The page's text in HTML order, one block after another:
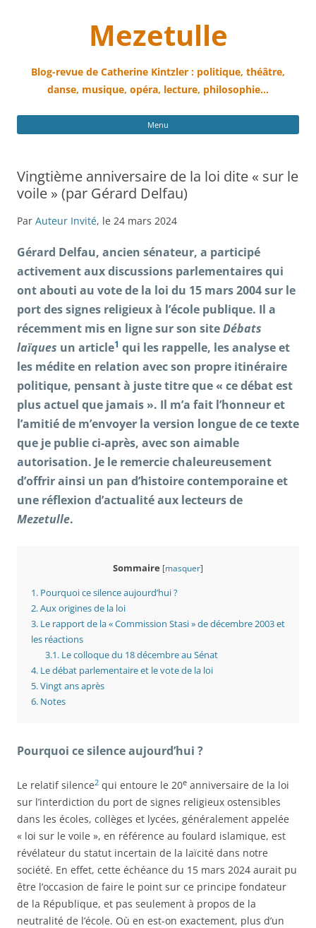
Mezetulle
Blog-revue de Catherine Kintzler : politique, théâtre,
danse, musique, opéra, lecture, philosophie…
Menu
Vingtième anniversaire de la loi dite « sur le
voile » (par Gérard Delfau)
Par Auteur Invité, le 24 mars 2024
Gérard Delfau, ancien sénateur, a participé
activement aux discussions parlementaires qui
ont abouti au vote de la loi du 15 mars 2004 sur le
port des signes religieux à l’école publique. Il a
récemment mis en ligne sur son siteDébats
laïques un article1 qui les rappelle, les analyse et
les médite en relation avec son propre itinéraire
politique, pensant à juste titre que « ce débat est
plus actuel que jamais ». Il m’a fait l’honneur et
l’amitié de m’envoyer la version longue de ce texte
que je publie ci-après, avec son aimable
autorisation. Je le remercie chaleureusement
d’offrir ainsi un pan d’histoire contemporaine et
une réflexion d’actualité aux lecteurs de
Mezetulle.
Sommaire [masquer]
1. Pourquoi ce silence aujourd’hui ?
2.Aux origines de la loi
3. Le rapport de la « Commission Stasi » de décembre 2003 et
les réactions
3.1.Le colloque du 18 décembre au Sénat
4. Le débat parlementaire et le vote de la loi
5.Vingt ans après
6. Notes
Pourquoi ce silence aujourd’hui ?
Le relatif silence2 qui entoure le 20e anniversaire de la loi
sur l’interdiction du port de signes religieux ostensibles
dans les écoles, collèges et lycées, généralement appelée
« loi sur le voile », en référence au foulard islamique, est
révélateur du statut incertain de la laïcité dans notre
société. En effet, cette échéance du 15 mars 2024 aurait pu
être l’occasion de faire le point sur ce principe fondateur
de la République, et pas seulement à propos de la
neutralité de l’école. Où en est-on exactement, plus d’un